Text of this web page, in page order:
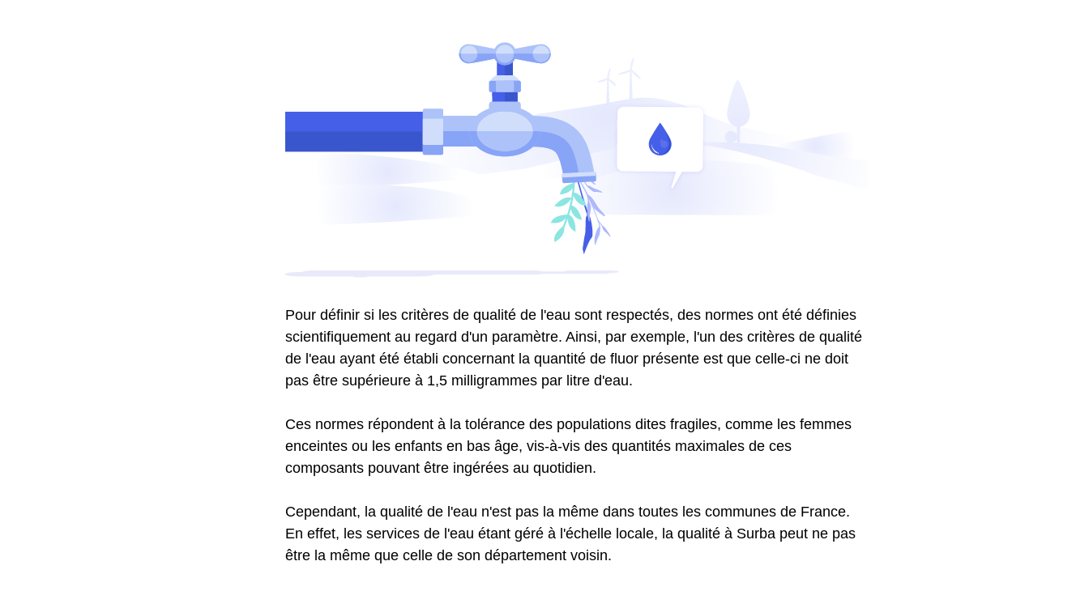
Pour définir si les critères de qualité de l'eau sont respectés, des normes ont été définies
scientifiquement au regard d'un paramètre. Ainsi, par exemple, l'un des critères de qualité
de l'eau ayant été établi concernant la quantité de fluor présente est que celle-ci ne doit
pas être supérieure à 1,5 milligrammes par litre d'eau.
Ces normes répondent à la tolérance des populations dites fragiles, comme les femmes
enceintes ou les enfants en bas âge, vis-à-vis des quantités maximales de ces
composants pouvant être ingérées au quotidien.
Cependant, la qualité de l'eau n'est pas la même dans toutes les communes de France.
En effet, les services de l'eau étant géré à l'échelle locale, la qualité à Surba peut ne pas
être la même que celle de son département voisin.